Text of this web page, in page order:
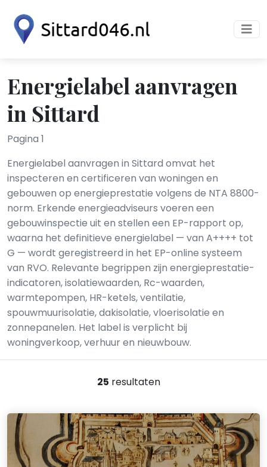
Energielabel aanvragen
in Sittard
Pagina 1
Energielabel aanvragen in Sittard omvat het
inspecteren en certificeren van woningen en
gebouwen op energieprestatie volgens de NTA 8800-
norm. Erkende energieadviseurs voeren een
gebouwinspectie uit en stellen een EP-rapport op,
waarna het definitieve energielabel — van A++++ tot
G — wordt geregistreerd in het EP-online systeem
van RVO. Relevante begrippen zijn energieprestatie-
indicatoren, isolatiewaarden, Rc-waarden,
warmtepompen, HR-ketels, ventilatie,
spouwmuurisolatie, dakisolatie, vloerisolatie en
zonnepanelen. Het label is verplicht bij
woningverkoop, verhuur en nieuwbouw.
25 resultaten